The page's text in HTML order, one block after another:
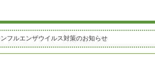
フルエンザウイルス対策のお知らせ